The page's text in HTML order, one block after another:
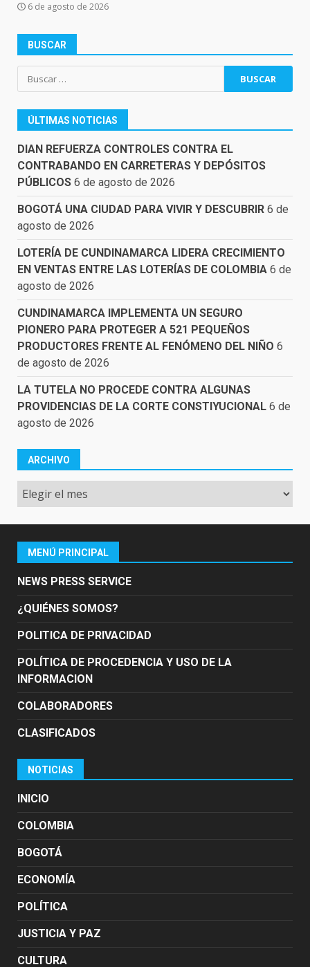
6 de agosto de 2026
BUSCAR
Buscar:
ÚLTIMAS NOTICIAS
DIAN REFUERZA CONTROLES CONTRA EL
CONTRABANDO EN CARRETERAS Y DEPÓSITOS
PÚBLICOS 6 de agosto de 2026
BOGOTÁ UNA CIUDAD PARA VIVIR Y DESCUBRIR 6 de
agosto de 2026
LOTERÍA DE CUNDINAMARCA LIDERA CRECIMIENTO
EN VENTAS ENTRE LAS LOTERÍAS DE COLOMBIA 6 de
agosto de 2026
CUNDINAMARCA IMPLEMENTA UN SEGURO
PIONERO PARA PROTEGER A 521 PEQUEÑOS
PRODUCTORES FRENTE AL FENÓMENO DEL NIÑO 6
de agosto de 2026
LA TUTELA NO PROCEDE CONTRA ALGUNAS
PROVIDENCIAS DE LA CORTE CONSTIYUCIONAL 6 de
agosto de 2026
ARCHIVO
Archivo
MENÚ PRINCIPAL
NEWS PRESS SERVICE
¿QUIÉNES SOMOS?
POLITICA DE PRIVACIDAD
POLÍTICA DE PROCEDENCIA Y USO DE LA
INFORMACION
COLABORADORES
CLASIFICADOS
NOTICIAS
INICIO
COLOMBIA
BOGOTÁ
ECONOMÍA
POLÍTICA
JUSTICIA Y PAZ
CULTURA